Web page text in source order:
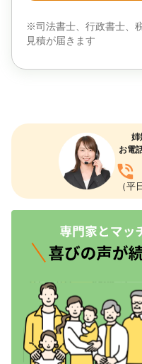
※司法書士、行政書士、
見積が届きます
姉
お電
phone_in_talk
（平